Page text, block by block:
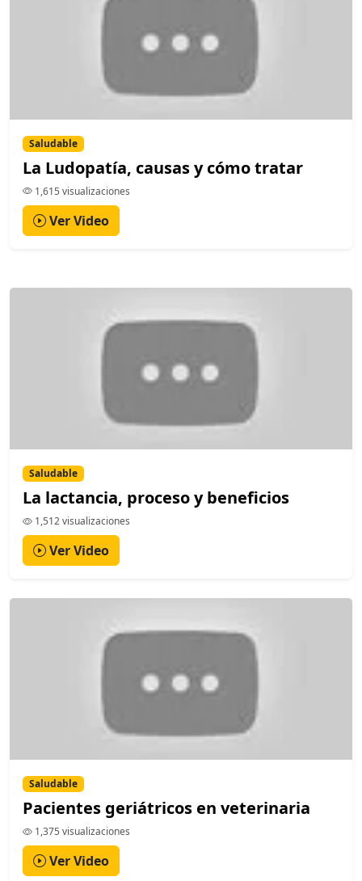
Saludable
La Ludopatía, causas y cómo tratar
1,615 visualizaciones
Ver Video
Saludable
La lactancia, proceso y beneficios
1,512 visualizaciones
Ver Video
Saludable
Pacientes geriátricos en veterinaria
1,375 visualizaciones
Ver Video